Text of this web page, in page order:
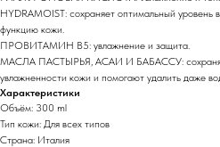
HYDRAMOIST: сохраняет оптимальный
функцию кожи.
ПРОВИТАМИН B5: увлажнение и защита.
МАСЛА ПАСТЫРЬЯ, АСАИ И БАБАССУ:
увлажненности кожи и помогают удалить даже
Характеристики
Объём: 300 ml
Тип кожи: Для всех типов
Страна: Италия